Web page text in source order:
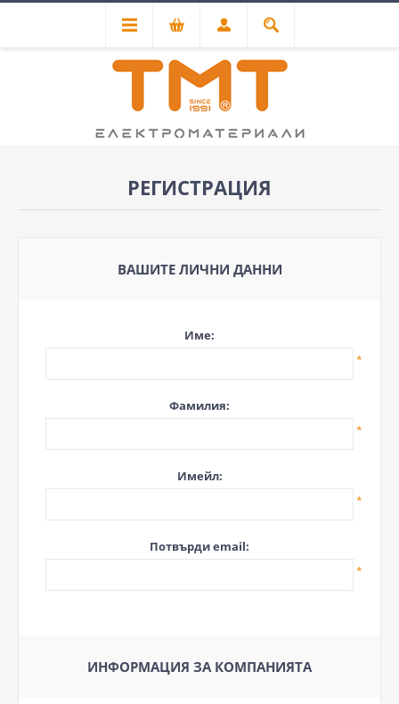
РЕГИСТРАЦИЯ
ВАШИТЕ ЛИЧНИ ДАННИ
Име:
*
Фамилия:
*
Имейл:
*
Потвърди email:
*
ИНФОРМАЦИЯ ЗА КОМПАНИЯТА